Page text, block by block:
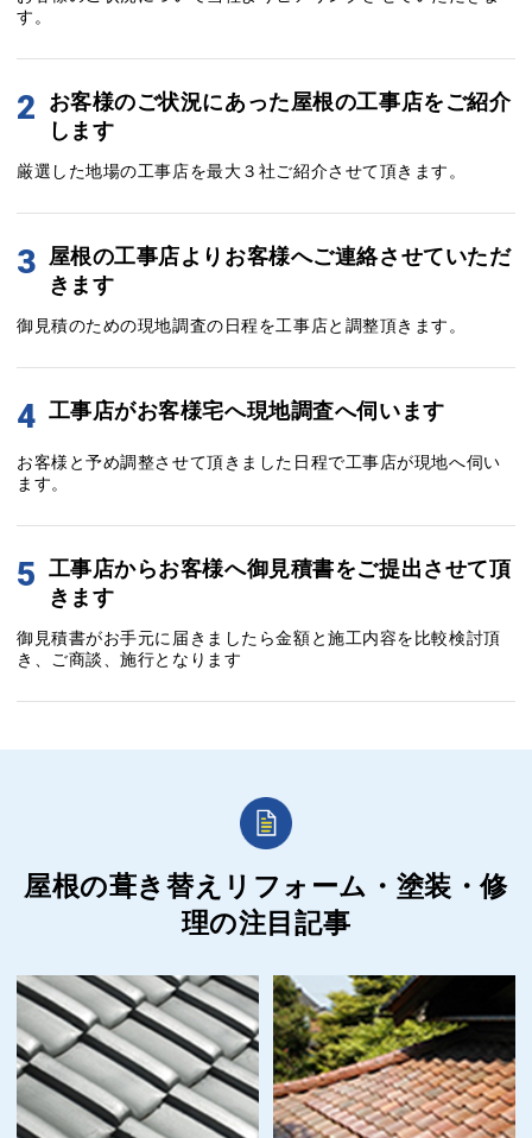
す。
2
お客様のご状況にあった屋根の工事店をご紹介
します
厳選した地場の工事店を最大３社ご紹介させて頂きます。
3 屋根の工事店よりお客様へご連絡させていただ
きます
御見積のための現地調査の日程を工事店と調整頂きます。
4 工事店がお客様宅へ現地調査へ伺います
お客様と予め調整させて頂きました日程で工事店が現地へ伺い
ます。
5 工事店からお客様へ御見積書をご提出させて頂
きます
御見積書がお手元に届きましたら金額と施工内容を比較検討頂
き、ご商談、施行となります
屋根の葺き替えリフォーム・塗装・修
理の注目記事